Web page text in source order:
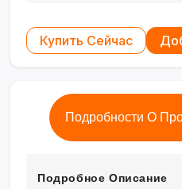
Купить Сейчас
Подробности О
Подробное Описание